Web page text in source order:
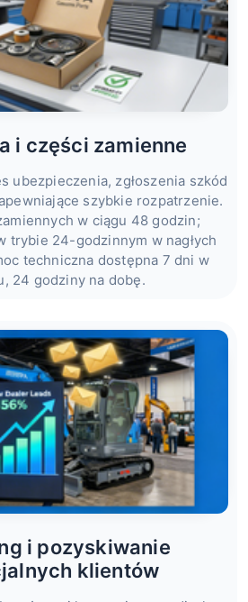
i części zamienne
ubezpieczenia, zgłoszenia szkód
szybkie rozpatrzenie.
w ciągu 48 godzin;
trybie 24-godzinnym w nagłych
techniczna dostępna 7 dni w
24 godziny na dobę.
i pozyskiwanie
klientów